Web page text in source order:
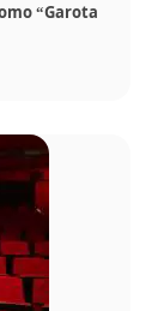
“Garota